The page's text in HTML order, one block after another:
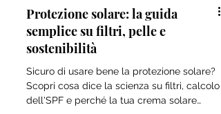
Protezione solare: la guida
semplice su filtri, pelle e
sostenibilità